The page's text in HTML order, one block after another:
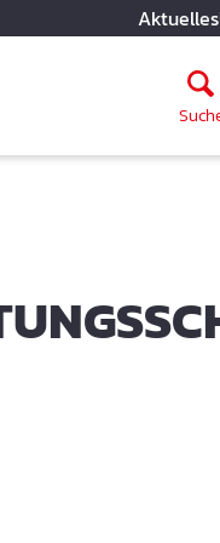
Aktuelles